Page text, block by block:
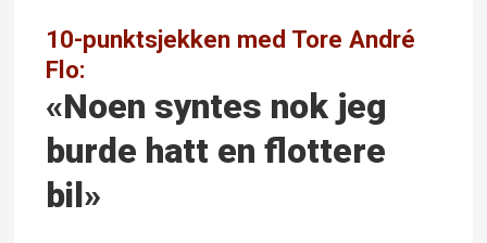
10-punktsjekken med Tore André
Flo:
«Noen syntes nok jeg
burde hatt en flottere
bil»